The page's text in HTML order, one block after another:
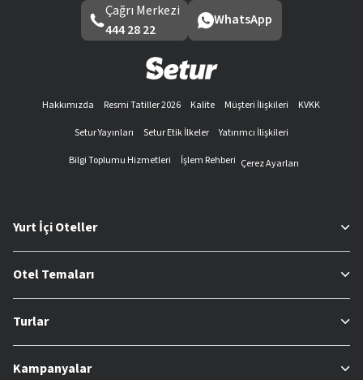
Çağrı Merkezi
444 28 22
WhatsApp
Hakkımızda Resmi Tatiller 2026 Kalite Müşteri İlişkileri
KVKK
Setur Yayınları
Setur Etik İlkeler
Yatırımcı İlişkileri
Bilgi Toplumu Hizmetleri
İşlem Rehberi Çerez Ayarları
Yurt İçi Oteller
Otel Temaları
Turlar
Kampanyalar